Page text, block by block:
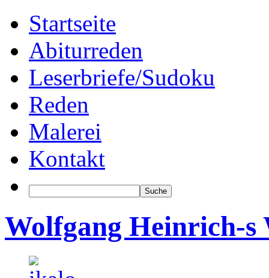
Startseite
Abiturreden
Leserbriefe/Sudoku
Reden
Malerei
Kontakt
Wolfgang Heinrich-s